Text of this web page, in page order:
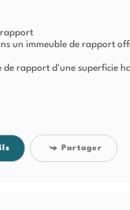
rapport
un immeuble de rapport
de rapport d'une superficie
Partager